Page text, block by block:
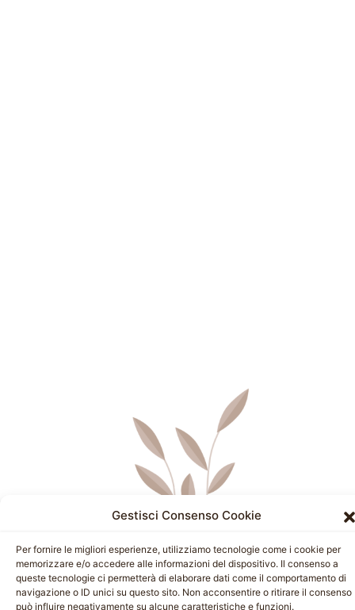
Gestisci Consenso Cookie
Per fornire le migliori esperienze, utilizziamo tecnologie come i cookie per
memorizzare e/o accedere alle informazioni del dispositivo. Il consenso a
queste tecnologie ci permetterà di elaborare dati come il comportamento di
navigazione o ID unici su questo sito. Non acconsentire o ritirare il consenso
può influire negativamente su alcune caratteristiche e funzioni.